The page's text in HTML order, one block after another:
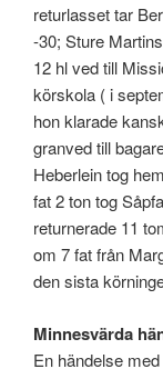
returlasset tar
-30; Sture
12 hl ved till
körskola ( i
hon klarade
granved till
Heberlein tog
fat 2 ton tog
returnerade 11
om 7 fat från
den sista
Minnesvärda
En händelse